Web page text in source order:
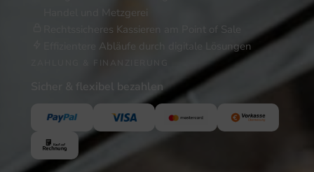
Handel und Metzgerei
Rechtssicheres Kassieren am Point of Sale
Effizientere Abläufe durch digitale Lösungen
ZAHLUNG & FINANZIERUNG
Sicher & flexibel bezahlen